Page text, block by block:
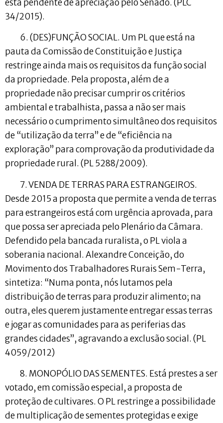
está pendente de apreciação pelo Senado. (PLC
34/2015).
6. (DES)FUNÇÃO SOCIAL. Um PL que está na
pauta da Comissão de Constituição e Justiça
restringe ainda mais os requisitos da função social
da propriedade. Pela proposta, além de a
propriedade não precisar cumprir os critérios
ambiental e trabalhista, passa a não ser mais
necessário o cumprimento simultâneo dos requisitos
de “utilização da terra” e de “eficiência na
exploração” para comprovação da produtividade da
propriedade rural. (PL 5288/2009).
7. VENDA DE TERRAS PARA ESTRANGEIROS.
Desde 2015 a proposta que permite a venda de terras
para estrangeiros está com urgência aprovada, para
que possa ser apreciada pelo Plenário da Câmara.
Defendido pela bancada ruralista, o PL viola a
soberania nacional. Alexandre Conceição, do
Movimento dos Trabalhadores Rurais Sem-Terra,
sintetiza: “Numa ponta, nós lutamos pela
distribuição de terras para produzir alimento; na
outra, eles querem justamente entregar essas terras
e jogar as comunidades para as periferias das
grandes cidades”, agravando a exclusão social. (PL
4059/2012)
8. MONOPÓLIO DAS SEMENTES. Está prestes a ser
votado, em comissão especial, a proposta de
proteção de cultivares. O PL restringe a possibilidade
de multiplicação de sementes protegidas e exige